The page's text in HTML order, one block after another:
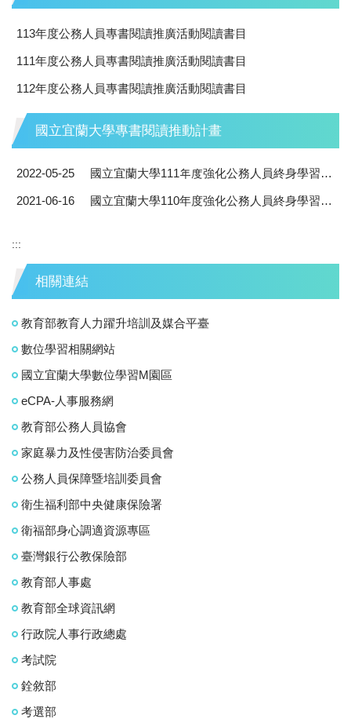
113年度公務人員專書閱讀推廣活動閱讀書目
111年度公務人員專書閱讀推廣活動閱讀書目
112年度公務人員專書閱讀推廣活動閱讀書目
國立宜蘭大學專書閱讀推動計畫
2022-05-25 國立宜蘭大學111年度強化公務人員終身學習及專書閱讀推動計畫
2021-06-16 國立宜蘭大學110年度強化公務人員終身學習及專書閱讀推動計畫
:::
相關連結
教育部教育人力躍升培訓及媒合平臺
數位學習相關網站
國立宜蘭大學數位學習M園區
eCPA-人事服務網
教育部公務人員協會
家庭暴力及性侵害防治委員會
公務人員保障暨培訓委員會
衛生福利部中央健康保險署
衛福部身心調適資源專區
臺灣銀行公教保險部
教育部人事處
教育部全球資訊網
行政院人事行政總處
考試院
銓敘部
考選部